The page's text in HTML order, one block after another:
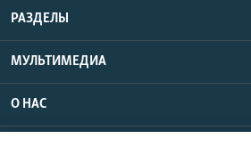
РАЗДЕЛЫ
МУЛЬТИМЕДИА
О НАС